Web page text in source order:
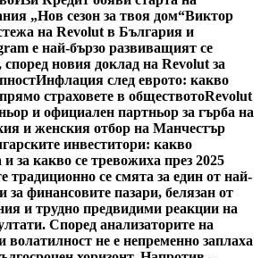
„Нов сезон за твоя дом“Виктор
на Revolut в България и
е най-бързо развиващият се
новия доклад на Revolut за
Инфлация след еврото: какво
страховете в обществотоRevolut
и официален партньор за гърба на
и женския отбор на Манчестър
инвеститори: какво
за какво се тревожиха през 2025
традиционно се смята за един от най-
за финансовите пазари, белязан от
и трудно предвидими реакции на
Според анализаторите на
волатилност не е непременно заплаха